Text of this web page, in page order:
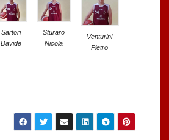
Sartori
Davide
Sturaro
Nicola
Venturini
Pietro